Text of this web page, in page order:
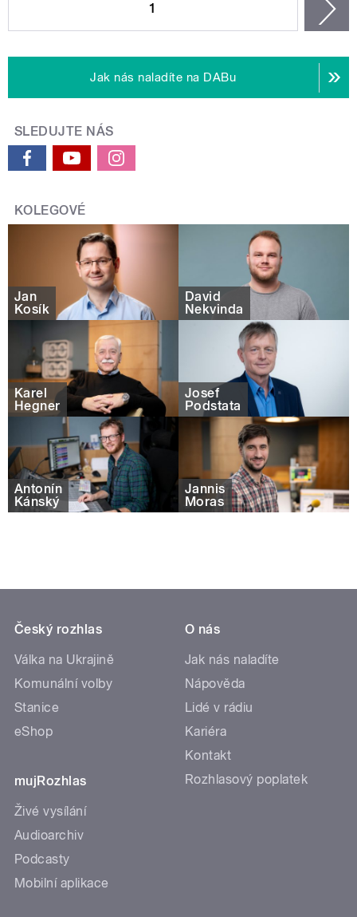
1
Jak nás naladíte na DABu
SLEDUJTE NÁS
KOLEGOVÉ
Jan
Kosík
David
Nekvinda
Karel
Hegner
Josef
Podstata
Antonín
Kánský
Jannis
Moras
Český rozhlas
Válka na Ukrajině
Komunální volby
Stanice
eShop
mujRozhlas
Živé vysílání
Audioarchiv
Podcasty
Mobilní aplikace
O nás
Jak nás naladíte
Nápověda
Lidé v rádiu
Kariéra
Kontakt
Rozhlasový poplatek